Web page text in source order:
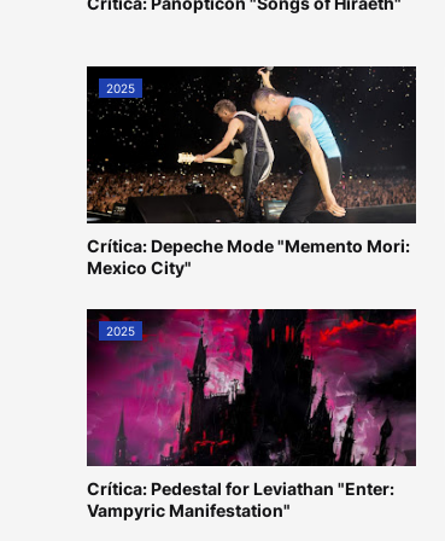
2025
Crítica: Depeche Mode "Memento Mori:
Mexico City"
2025
Crítica: Pedestal for Leviathan "Enter:
Vampyric Manifestation"